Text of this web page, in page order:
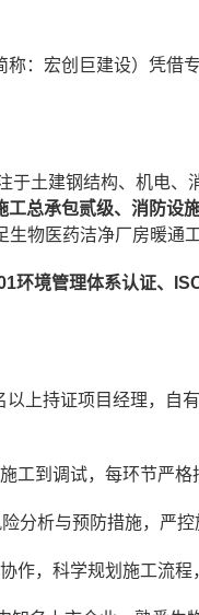
称：宏创巨建设）凭借
土建钢结构、机电、
总承包贰级、消防设
物医药洁净厂房暖通
环境管理体系认证、
上持证项目经理，自
工到调试，每环节严格
分析与预防措施，严控
作，科学规划施工流程